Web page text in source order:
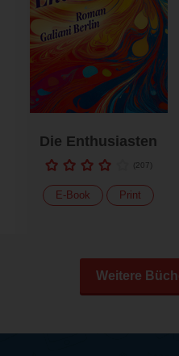
Die Enthusiasten
(207
E-Book Print
Weitere